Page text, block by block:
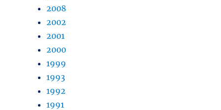
2008
2002
2001
2000
1999
1993
1992
1991